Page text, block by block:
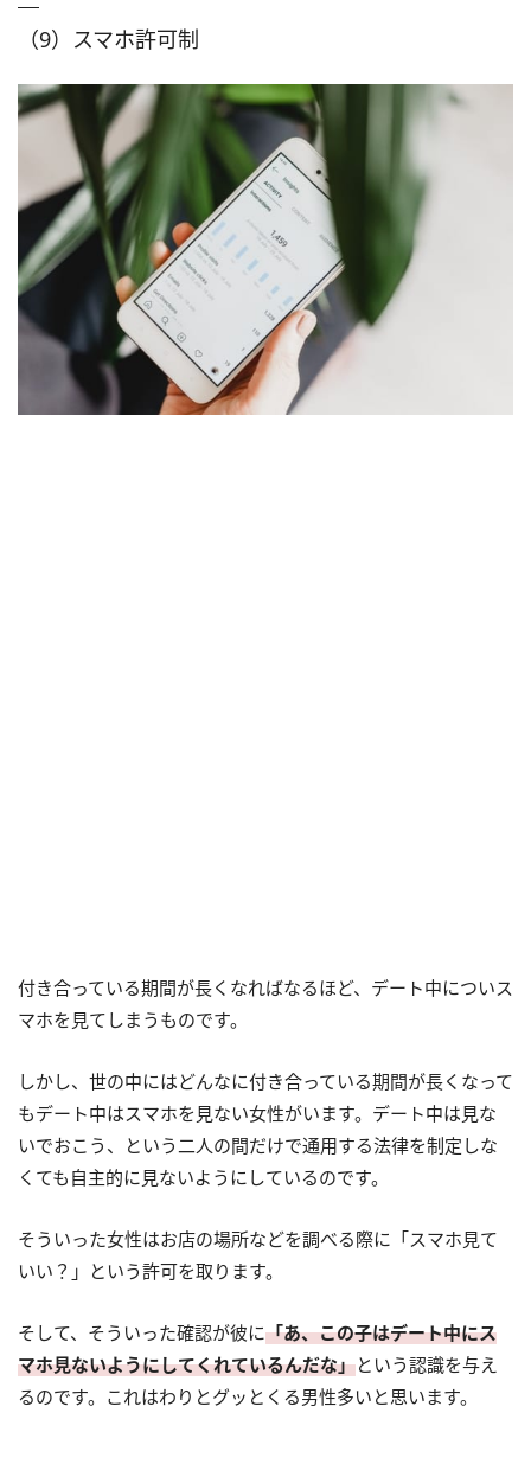
（9）スマホ許可制
付き合っている期間が長くなればなるほど、デート中についス
マホを見てしまうものです。
しかし、世の中にはどんなに付き合っている期間が長くなって
もデート中はスマホを見ない女性がいます。デート中は見な
いでおこう、という二人の間だけで通用する法律を制定しな
くても自主的に見ないようにしているのです。
そういった女性はお店の場所などを調べる際に「スマホ見て
いい？」という許可を取ります。
そして、そういった確認が彼に「あ、この子はデート中にス
マホ見ないようにしてくれているんだな」という認識を与え
るのです。これはわりとグッとくる男性多いと思います。